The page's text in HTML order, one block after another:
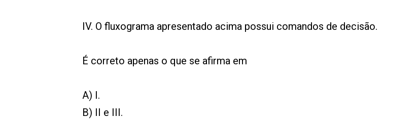
IV. O fluxograma apresentado acima possui comandos de decisão.
É correto apenas o que se afirma em
A) I.
B) II e III.